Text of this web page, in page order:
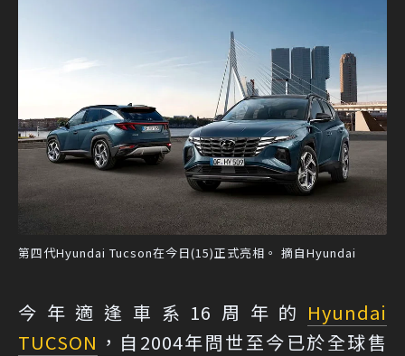
第四代Hyundai Tucson在今日(15)正式亮相。 摘自Hyundai
今年適逢車系16周年的 Hyundai
TUCSON ，自2004年問世至今已於全球售